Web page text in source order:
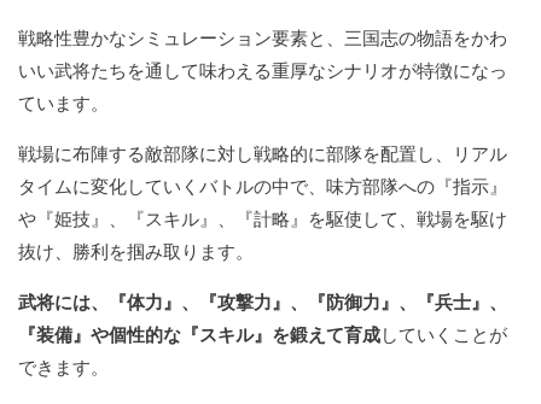
戦略性豊かなシミュレーション要素と、三国志の物語をかわ
いい武将たちを通して味わえる重厚なシナリオが特徴になっ
ています。
戦場に布陣する敵部隊に対し戦略的に部隊を配置し、リアル
タイムに変化していくバトルの中で、味方部隊への『指示』
や『姫技』、『スキル』、『計略』を駆使して、戦場を駆け
抜け、勝利を掴み取ります。
武将には、『体力』、『攻撃力』、『防御力』、『兵士』、
『装備』や個性的な『スキル』を鍛えて育成していくことが
できます。